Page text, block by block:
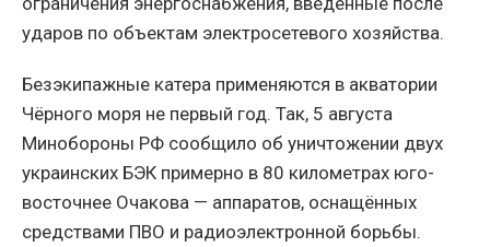
ударов по объектам электросетевого хозяйства.
Безэкипажные катера применяются в акватории
Чёрного моря не первый год. Так, 5 августа
Минобороны РФ сообщило об уничтожении двух
украинских БЭК примерно в 80 километрах юго-
восточнее Очакова — аппаратов, оснащённых
средствами ПВО и радиоэлектронной борьбы.